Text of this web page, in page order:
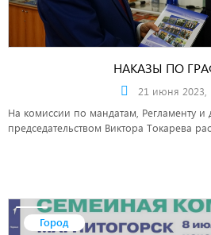
НАКАЗЫ ПО
21 июня 2023,
На комиссии по мандатам, Регламенту и
председательством Виктора Токарева
Город